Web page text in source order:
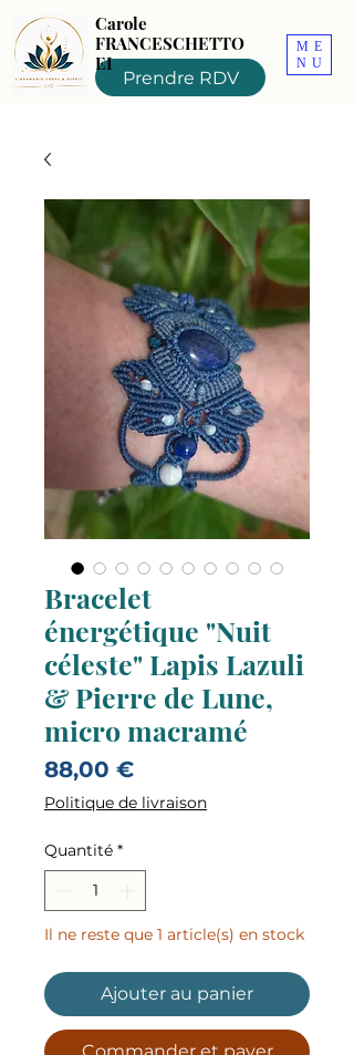
Prendre RDV
ME
NU
Carole
FRANCESCHETTO
EI
Bracelet
énergétique "Nuit
céleste" Lapis Lazuli
& Pierre de Lune,
micro macramé
88,00 €Prix
Politique de livraison
Quantité *
Il ne reste que 1 article(s) en stock
Ajouter au panier